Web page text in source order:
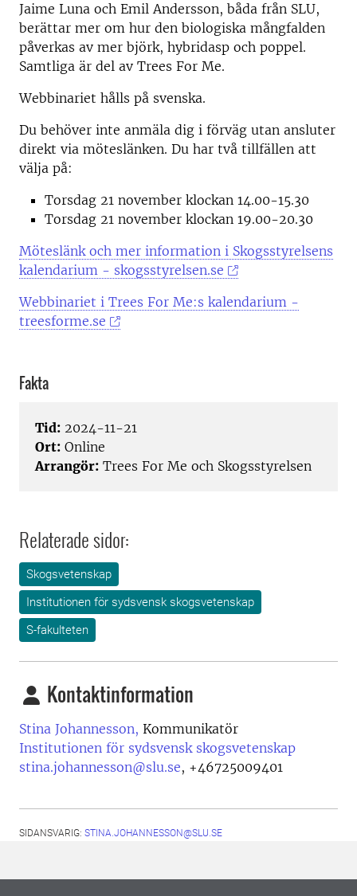
Jaime Luna och Emil Andersson, båda från SLU,
berättar mer om hur den biologiska mångfalden
påverkas av mer björk, hybridasp och poppel.
Samtliga är del av Trees For Me.
Webbinariet hålls på svenska.
Du behöver inte anmäla dig i förväg utan ansluter
direkt via möteslänken. Du har två tillfällen att
välja på:
Torsdag 21 november klockan 14.00-15.30
Torsdag 21 november klockan 19.00-20.30
Möteslänk och mer information i Skogsstyrelsens
kalendarium - skogsstyrelsen.se
Webbinariet i Trees For Me:s kalendarium -
treesforme.se
Fakta
Tid: 2024-11-21
Ort: Online
Arrangör: Trees For Me och Skogsstyrelsen
Relaterade sidor:
Skogsvetenskap
Institutionen för sydsvensk skogsvetenskap
S-fakulteten
Kontaktinformation
Stina Johannesson, Kommunikatör
Institutionen för sydsvensk skogsvetenskap
stina.johannesson@slu.se, +46725009401
SIDANSVARIG: STINA.JOHANNESSON@SLU.SE